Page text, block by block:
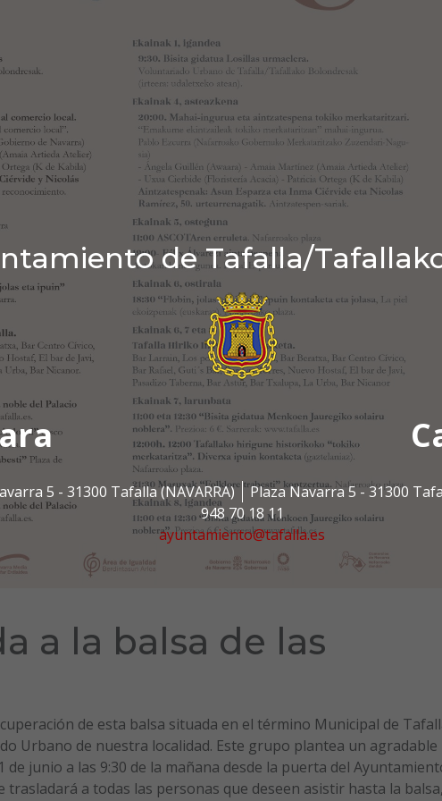
de Tafalla/
5 - 31300 Tafalla (NAVARRA)
Plaza Navarra 5 - 31300
948 70 18 11
ayuntamiento@tafalla.es
a la balsa de las
de esta balsa situada en el término Municipal de
Urbano de nuestra localidad. Este grupo plantea un agradable
junio a las 9:30 de la mañana desde la puerta del
trasladará a todas las personas que deseen asistir hasta la balsa,